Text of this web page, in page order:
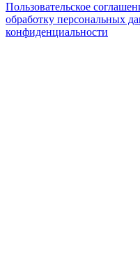
Пользовательское
обработку персональных
конфиденциальности